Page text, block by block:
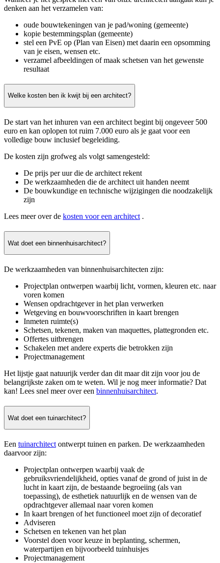
denken aan het verzamelen van:
oude bouwtekeningen van je pad/woning (gemeente)
kopie bestemmingsplan (gemeente)
stel een PvE op (Plan van Eisen) met daarin een opsomming
van je eisen, wensen etc.
verzamel afbeeldingen of maak schetsen van het gewenste
resultaat
Welke kosten ben ik kwijt bij een architect?
De start van het inhuren van een architect begint bij ongeveer 500
euro en kan oplopen tot ruim 7.000 euro als je gaat voor een
volledige bouw inclusief begeleiding.
De kosten zijn grofweg als volgt samengesteld:
De prijs per uur die de architect rekent
De werkzaamheden die de architect uit handen neemt
De bouwkundige en technische wijzigingen die noodzakelijk
zijn
Lees meer over de kosten voor een architect .
Wat doet een binnenhuisarchitect?
De werkzaamheden van binnenhuisarchitecten zijn:
Projectplan ontwerpen waarbij licht, vormen, kleuren etc. naar
voren komen
Wensen opdrachtgever in het plan verwerken
Wetgeving en bouwvoorschriften in kaart brengen
Inmeten ruimte(s)
Schetsen, tekenen, maken van maquettes, plattegronden etc.
Offertes uitbrengen
Schakelen met andere experts die betrokken zijn
Projectmanagement
Het lijstje gaat natuurijk verder dan dit maar dit zijn voor jou de
belangrijkste zaken om te weten. Wil je nog meer informatie? Dat
kan! Lees snel meer over een binnenhuisarchitect.
Wat doet een tuinarchitect?
Een tuinarchitect ontwerpt tuinen en parken. De werkzaamheden
daarvoor zijn:
Projectplan ontwerpen waarbij vaak de
gebruiksvriendelijkheid, opties vanaf de grond of juist in de
lucht in kaart zijn, de bestaande begroeiing (als van
toepassing), de esthetiek natuurlijk en de wensen van de
opdrachtgever allemaal naar voren komen
In kaart brengen of het functioneel moet zijn of decoratief
Adviseren
Schetsen en tekenen van het plan
Voorstel doen voor keuze in beplanting, schermen,
waterpartijen en bijvoorbeeld tuinhuisjes
Projectmanagement